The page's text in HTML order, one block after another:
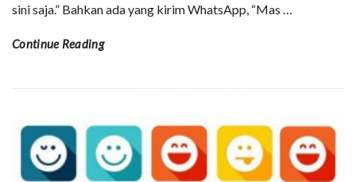
sini saja.” Bahkan ada yang kirim WhatsApp, “Mas …
Continue Reading